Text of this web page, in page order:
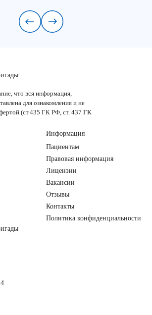
что вся информация,
для ознакомления и не
(ст.435 ГК РФ, ст. 437 ГК
Информация
Пациентам
Правовая информация
Лицензии
Вакансии
Отзывы
Контакты
Политика конфиденциальности